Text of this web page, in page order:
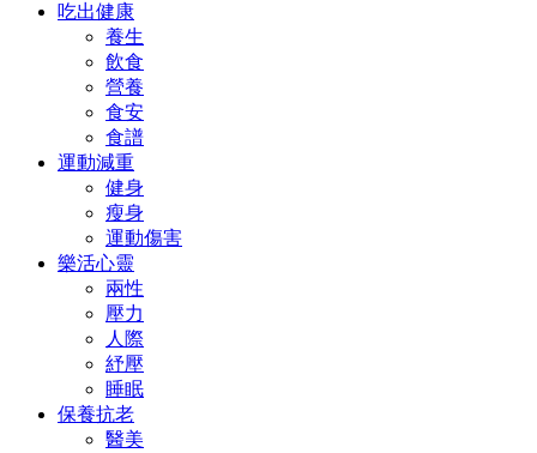
吃出健康
養生
飲食
營養
食安
食譜
運動減重
健身
瘦身
運動傷害
樂活心靈
兩性
壓力
人際
紓壓
睡眠
保養抗老
醫美